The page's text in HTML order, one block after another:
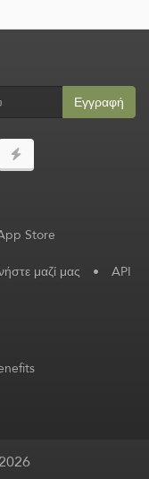
Εγγραφή
μαζί μας • API